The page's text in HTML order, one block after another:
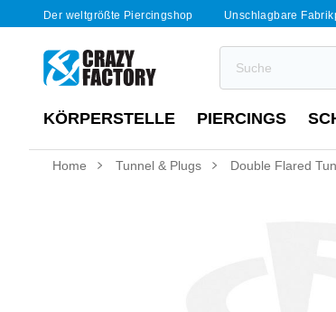
Der weltgrößte Piercingshop Unschlagbare
KÖRPERSTELLE PIERCINGS
Home Tunnel & Plugs Double Flared